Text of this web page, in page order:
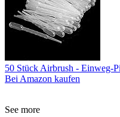
50 Stück Airbrush - Einweg-
Bei Amazon kaufen
See more